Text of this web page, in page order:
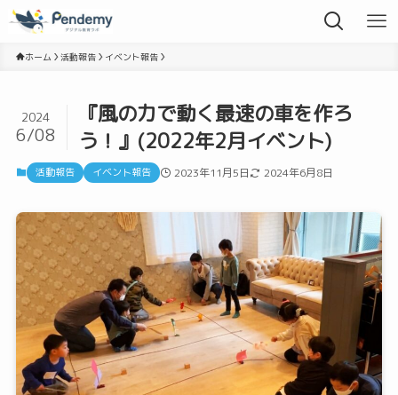
ホーム 活動報告 イベント報告
『風の力で動く最速の車を作ろ
う！』(2022年2月イベント)
2024
6/08
活動報告 イベント報告 2023年11月5日 2024年6月8日